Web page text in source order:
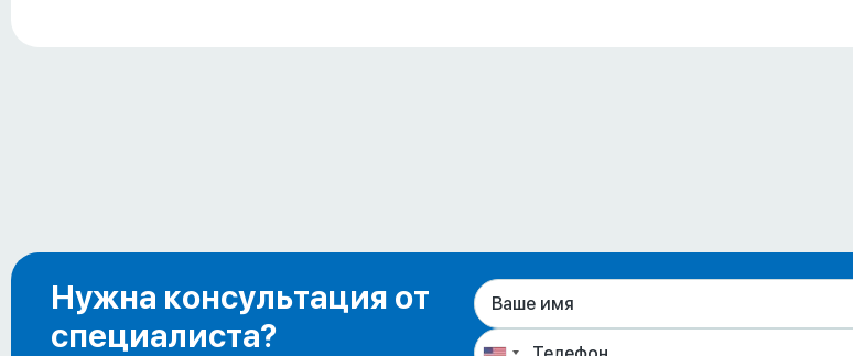
Нужна консультация от
специалиста?